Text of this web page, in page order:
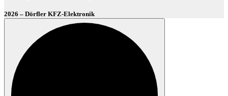
2026 – Dörfler KFZ-Elektronik